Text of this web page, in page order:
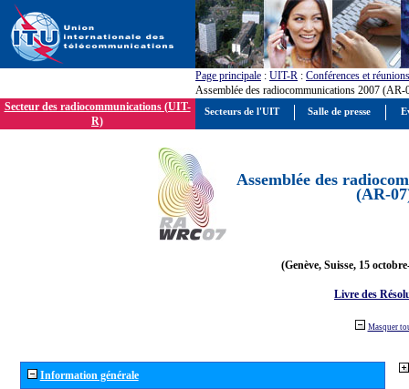
Page principale : UIT-R : Conférences et réunions
Assemblée des radiocommunications 2007 (AR-
Secteur des radiocommunications (UIT-
R)
Assemblée des
(AR-
(Genève, Suisse, 15
Livre des
Masquer
Information générale
Secteurs de l'UIT Salle de presse